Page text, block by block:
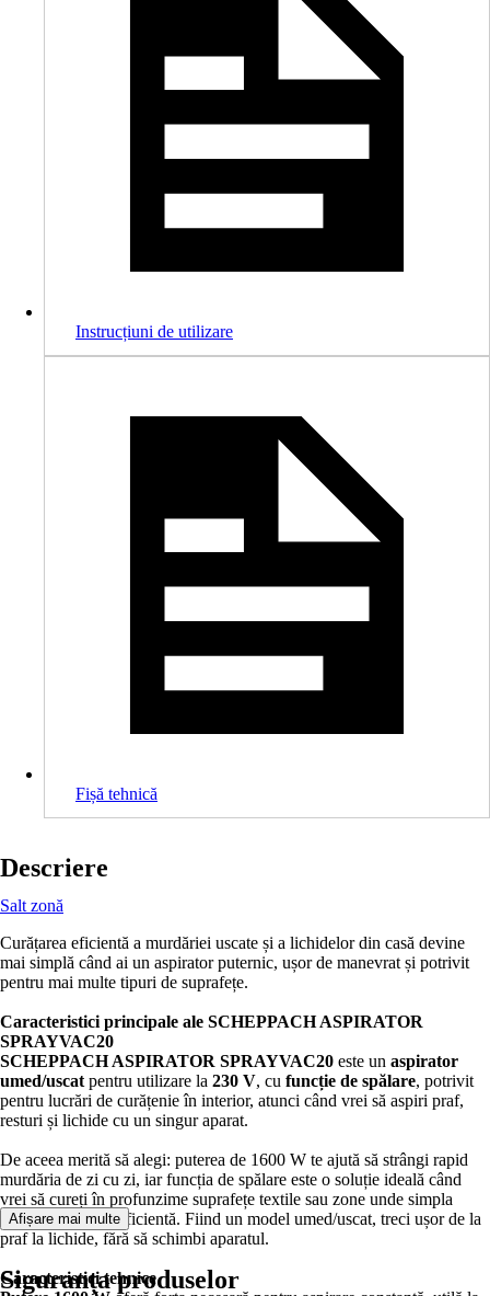
Instrucțiuni de utilizare
Fișă tehnică
Descriere
Salt zonă
Curățarea eficientă a murdăriei uscate și a lichidelor din casă devine
mai simplă când ai un aspirator puternic, ușor de manevrat și potrivit
pentru mai multe tipuri de suprafețe.
Caracteristici principale ale SCHEPPACH ASPIRATOR
SPRAYVAC20
SCHEPPACH ASPIRATOR SPRAYVAC20 este un aspirator
umed/uscat pentru utilizare la 230 V, cu funcție de spălare, potrivit
pentru lucrări de curățenie în interior, atunci când vrei să aspiri praf,
resturi și lichide cu un singur aparat.
De aceea merită să alegi: puterea de 1600 W te ajută să strângi rapid
murdăria de zi cu zi, iar funcția de spălare este o soluție ideală când
vrei să cureți în profunzime suprafețe textile sau zone unde simpla
aspirare nu este suficientă. Fiind un model umed/uscat, treci ușor de la
praf la lichide, fără să schimbi aparatul.
Caracteristici tehnice
Afișare mai multe
Siguranța produselor